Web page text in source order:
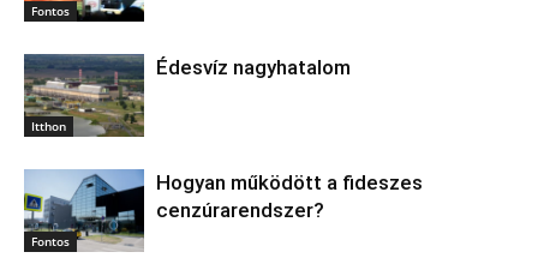
Fontos
Itthon
Édesvíz nagyhatalom
Fontos
Hogyan működött a fideszes
cenzúrarendszer?